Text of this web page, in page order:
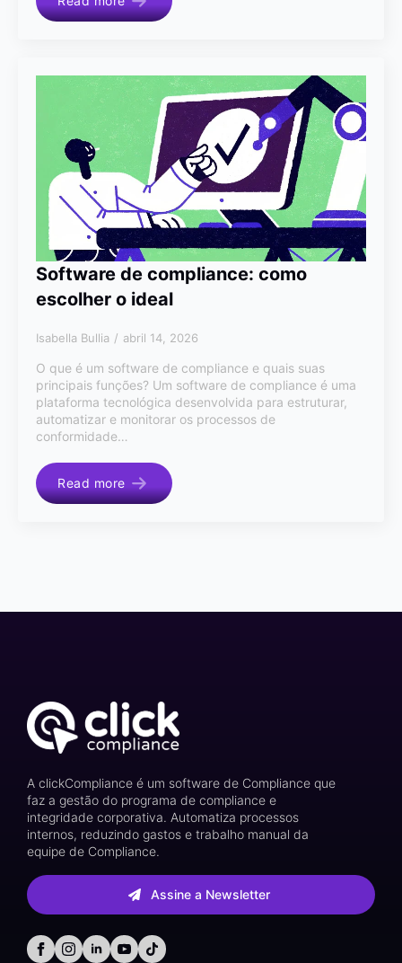
Software de compliance: como
escolher o ideal
Isabella Bullia abril 14, 2026
O que é um software de compliance e quais suas
principais funções? Um software de compliance é uma
plataforma tecnológica desenvolvida para estruturar,
automatizar e monitorar os processos de
conformidade…
Read more
A clickCompliance é um software de Compliance que
faz a gestão do programa de compliance e
integridade corporativa. Automatiza processos
internos, reduzindo gastos e trabalho manual da
equipe de Compliance.
Assine a Newsletter